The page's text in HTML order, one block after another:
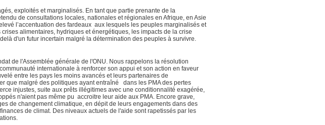
exploités et marginalisés. En tant que partie prenante de la
de consultations locales, nationales et régionales en Afrique, en Asie
l’accentuation des fardeaux aux lesquels les peuples marginalisés et
alimentaires, hydriques et énergétiques, les impacts de la crise
d'un futur incertain malgré la détermination des peuples à survivre.
de l'Assemblée générale de l'ONU. Nous rappelons la résolution
internationale à renforcer son appui et son action en faveur
entre les pays les moins avancés et leurs partenaires de
que malgré des politiques ayant entraîné dans les PMA des pertes
injustes, suite aux prêts illégitimes avec une conditionnalité exagérée,
n'aient pas même pu accroitre leur aide aux PMA. Encore grave,
de changement climatique, en dépit de leurs engagements dans des
de climat. Des niveaux actuels de l'aide sont rapetissés par les